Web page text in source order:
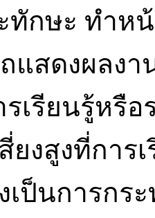
ทักษะ ทำห
แสดงผลง
เรียนรู้หรื
ยงสูงที่การ
เป็นการกร